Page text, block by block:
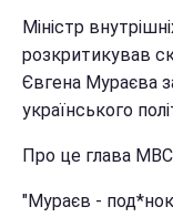
Міністр
розкритикував
Євгена Мураєва
українського
Про це глава МВС
"Мураєв -